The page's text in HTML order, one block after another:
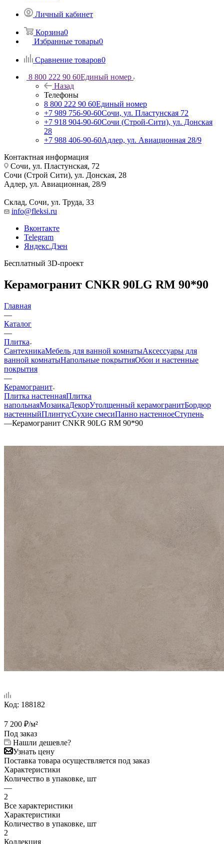
Личный кабинет
Корзина0
Избранные товары0
Сравнение товаров0
8 800 222 90 60Единый номер
Назад
Телефоны
8 800 222 90 60Единый номер
+7 989 756-90-60Сочи, ул. Пластунская 72
+7 918 904-90-60Сочи (Строй-Сити), ул. Донская
28
+7 988 406-90-60Адлер, ул. Авиационная 28/9
Контактная информация
Сочи, ул. Пластунская, 72
Сочи (Строй Сити), ул. Донская, 28
Адлер, ул. Авиационная, 28/9
Склад, Сочи, ул. Труда, 33
info@fleksi.ru
Вконтакте
Telegram
Яндекс.Дзен
Бесплатный 3D-проект
Керамогранит CNKR 90LG RM 90*90
Главная
—
Каталог
—
Плитка
СантехникаМебель для ванной комнатыАксессуары для
ванной комнатыНапольные покрытияОбои и настенные
покрытия
—
Керамогранит
Плитка настеннаяПлитка
напольнаяМозаикаДекорУтолщенный керамогранитБордюр
настенныйПлинтусСухие смесиПанно настенноеСтупень
—Керамогранит CNKR 90LG RM 90*90
Код: 188182
7 200 ₽/м²
Под заказ
Нашли дешевле?
Узнать цену
Поставка товара осуществляется под заказ
Характеристики
Количество в упаковке, шт
—
2
Все характеристики
Характеристики
Количество в упаковке, шт
2
Коллекция